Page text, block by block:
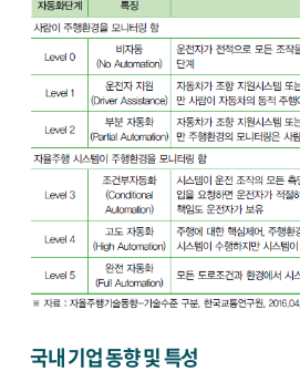
국내 기업 동향 및 특성